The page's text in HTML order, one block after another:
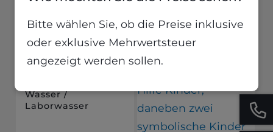
Bitte wählen Sie, ob die Preise inklusive
oder exklusive Mehrwertsteuer
angezeigt werden sollen.
Wasser /
Laborwasser